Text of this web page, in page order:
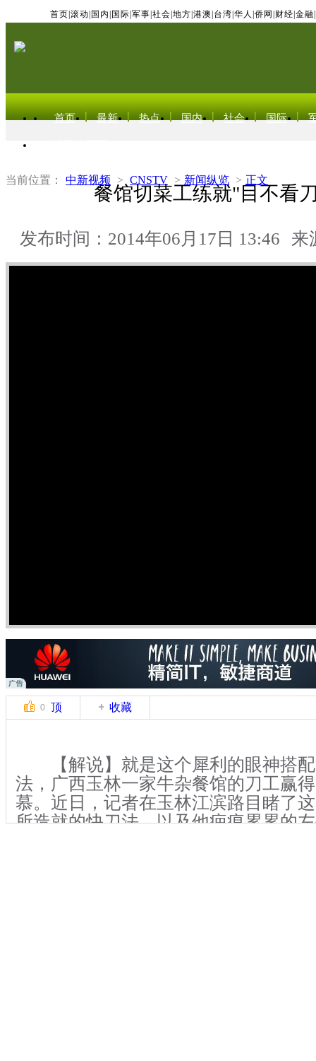
首页 滚动 国内 国际 军事 社会 地方 港澳 台湾 华人 侨网 财经 金融
首页 最新 热点 国内 社会 国际
当前位置： 中新视频 > CNSTV > 新闻纵览 > 正文
餐馆切菜工练就"目不看
发布时间：2014年06月17日 13:46 来
0 顶 收藏
【解说】就是这个犀利的眼神搭配
法，广西玉林一家牛杂餐馆的刀工赢
慕。近日，记者在玉林江滨路目睹了
所造就的快刀法，以及他疤痕累累的